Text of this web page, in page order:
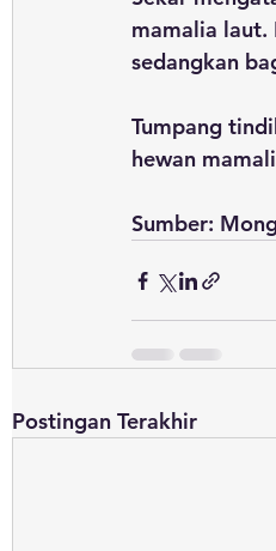
mamalia laut.
sedangkan
Tumpang
hewan
Sumber:
Postingan Terakhir